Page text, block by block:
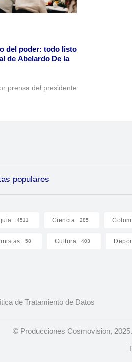
del poder: todo listo
de Abelardo De la
prensa del presidente
populares
4511 Ciencia 285
58 Cultura 403
de Tratamiento de Datos
© Producciones Cosmovision,